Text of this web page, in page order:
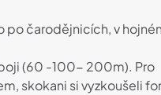
po čarodějnicích, v
(60 -100- 200m). Pro
skokani si vyzkoušeli